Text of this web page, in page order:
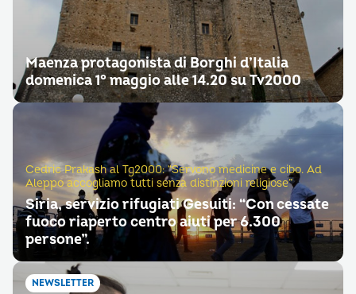
Maenza protagonista di Borghi d’Italia
domenica 1° maggio alle 14.20 su Tv2000
Cedric Prakash al Tg2000: “Servono medicine e cibo. Ad
Aleppo accogliamo tutti senza distinzioni religiose”
Siria, servizio rifugiati Gesuiti: “Con cessate
fuoco riaperto centro aiuti per 6.300
persone”.
NEWSLETTER